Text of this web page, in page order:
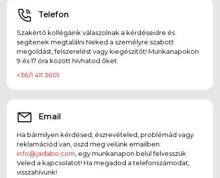
Telefon
Szakértő kollégáink válaszolnak a kérdéseidre és
segítenek megtalálni Neked a személyre szabott
megoldást, felszerelést vagy kiegészítőt! Munkanapokon
9 és 17 óra között hívhatod őket.
+36/1 411 3601
Email
Ha bármilyen kérdésed, észrevételed, problémád vagy
reklamációd van, oszd meg velünk emailben:
info@jadabo.com , egy munkanapon belül felvesszük
Veled a kapcsolatot! Ha megadod a telefonszámodat,
visszahívunk!